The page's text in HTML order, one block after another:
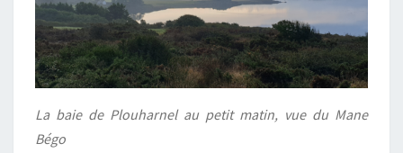
La baie de Plouharnel au petit matin, vue du Mane
Bégo